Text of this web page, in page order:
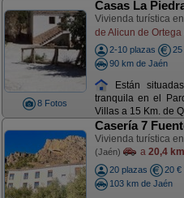
8 Fotos
Casas La
Vivienda turística en
de Alicun de Ortega
2-10 plazas
25
90 km de Jaén
Están
tranquila en el
Villas a 15 Km. de
Casería 7
Vivienda turística en
(Jaén) a 20,4 km
20 plazas
20 €
103 km de Jaén